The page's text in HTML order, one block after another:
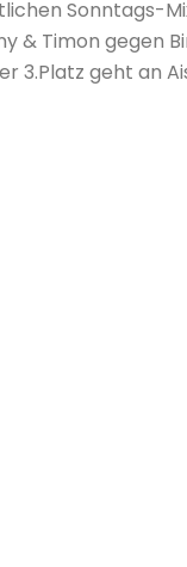
Sonntags-
& Timon gegen
3.Platz geht an